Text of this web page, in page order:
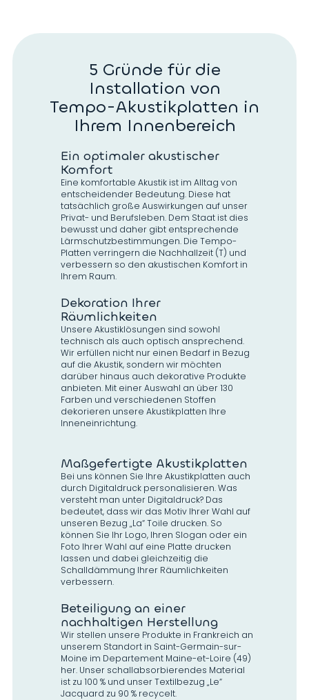
5 Gründe für die
Installation von
Tempo-Akustikplatten in
Ihrem Innenbereich
Ein optimaler akustischer
Komfort
Eine komfortable Akustik ist im Alltag von
entscheidender Bedeutung. Diese hat
tatsächlich große Auswirkungen auf unser
Privat- und Berufsleben. Dem Staat ist dies
bewusst und daher gibt entsprechende
Lärmschutzbestimmungen. Die Tempo-
Platten verringern die Nachhallzeit (T) und
verbessern so den akustischen Komfort in
Ihrem Raum.
Dekoration Ihrer
Räumlichkeiten
Unsere Akustiklösungen sind sowohl
technisch als auch optisch ansprechend.
Wir erfüllen nicht nur einen Bedarf in Bezug
auf die Akustik, sondern wir möchten
darüber hinaus auch dekorative Produkte
anbieten. Mit einer Auswahl an über 130
Farben und verschiedenen Stoffen
dekorieren unsere Akustikplatten Ihre
Inneneinrichtung.
Maßgefertigte Akustikplatten
Bei uns können Sie Ihre Akustikplatten auch
durch Digitaldruck personalisieren. Was
versteht man unter Digitaldruck? Das
bedeutet, dass wir das Motiv Ihrer Wahl auf
unseren Bezug „La“ Toile drucken. So
können Sie Ihr Logo, Ihren Slogan oder ein
Foto Ihrer Wahl auf eine Platte drucken
lassen und dabei gleichzeitig die
Schalldämmung Ihrer Räumlichkeiten
verbessern.
Beteiligung an einer
nachhaltigen Herstellung
Wir stellen unsere Produkte in Frankreich an
unserem Standort in Saint-Germain-sur-
Moine im Departement Maine-et-Loire (49)
her. Unser schallabsorbierendes Material
ist zu 100 % und unser Textilbezug „Le“
Jacquard zu 90 % recycelt.